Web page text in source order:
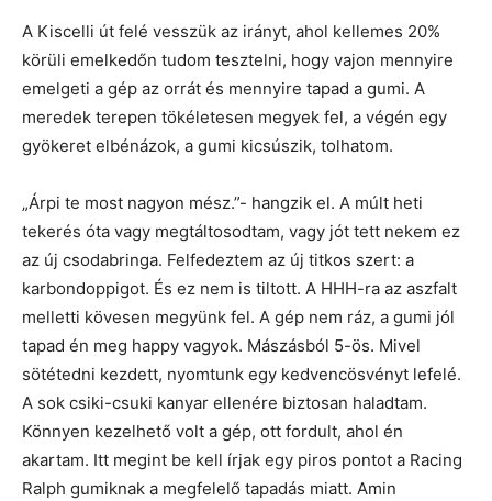
A Kiscelli út felé vesszük az irányt, ahol kellemes 20%
körüli emelkedőn tudom tesztelni, hogy vajon mennyire
emelgeti a gép az orrát és mennyire tapad a gumi. A
meredek terepen tökéletesen megyek fel, a végén egy
gyökeret elbénázok, a gumi kicsúszik, tolhatom.
„Árpi te most nagyon mész.”- hangzik el. A múlt heti
tekerés óta vagy megtáltosodtam, vagy jót tett nekem ez
az új csodabringa. Felfedeztem az új titkos szert: a
karbondoppigot. És ez nem is tiltott. A HHH-ra az aszfalt
melletti kövesen megyünk fel. A gép nem ráz, a gumi jól
tapad én meg happy vagyok. Mászásból 5-ös. Mivel
sötétedni kezdett, nyomtunk egy kedvencösvényt lefelé.
A sok csiki-csuki kanyar ellenére biztosan haladtam.
Könnyen kezelhető volt a gép, ott fordult, ahol én
akartam. Itt megint be kell írjak egy piros pontot a Racing
Ralph gumiknak a megfelelő tapadás miatt. Amin